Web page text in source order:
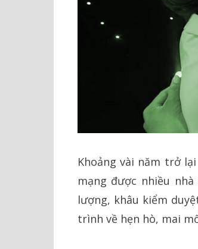
Khoảng vài năm trở
mạng được nhiều
lượng, khâu kiểm
trình về hẹn hò, mai